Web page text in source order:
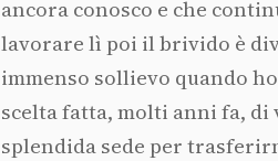
ancora conosco e che
lavorare lì poi il brivido è
immenso sollievo quando
scelta fatta, molti anni fa, di
splendida sede per